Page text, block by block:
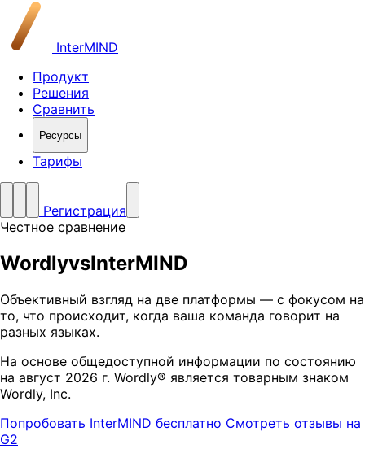
InterMIND
Продукт
Решения
Сравнить
Ресурсы
Тарифы
Регистрация
Честное сравнение
WordlyvsInterMIND
Объективный взгляд на две платформы — с фокусом на
то, что происходит, когда ваша команда говорит на
разных языках.
На основе общедоступной информации по состоянию
на август 2026 г. Wordly® является товарным знаком
Wordly, Inc.
Попробовать InterMIND бесплатно Смотреть отзывы на
G2